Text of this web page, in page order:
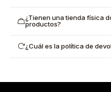
¿Tienen una tienda física
productos?
¿Cuál es la política de